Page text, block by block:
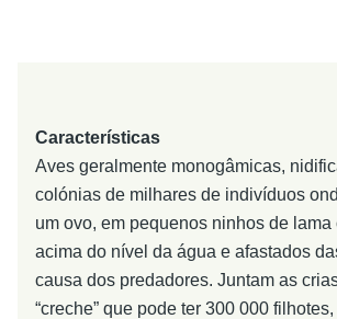
Características
Aves geralmente monogâmicas,
colónias de milhares de indivíduos
um ovo, em pequenos ninhos de lama
acima do nível da água e afastados
causa dos predadores. Juntam as
“creche” que pode ter 300 000